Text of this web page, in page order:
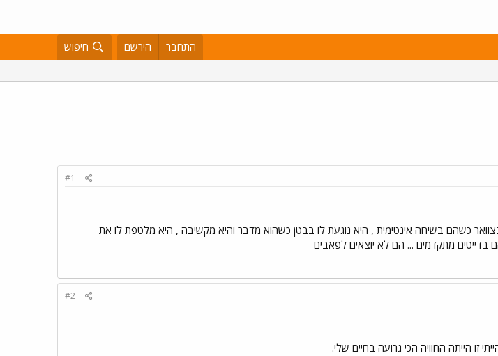
התחבר הירשם חיפוש
#1
כשהם בשיחה אינטימית , היא נוגעת לו בבטן כשהוא מדבר והיא מקשיבה , היא מלטפת לו את
בדייטים מתקדמים ... הם לא יוצאים לפאבים
#2
זו הייתה החוויה הכי גרועה בחיים שלי.